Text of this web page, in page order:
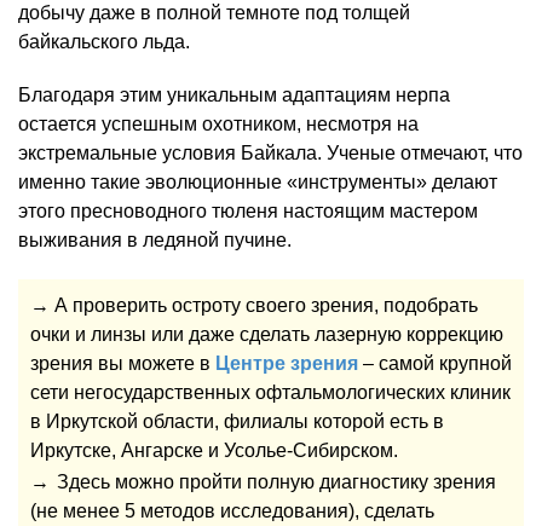
добычу даже в полной темноте под толщей
байкальского льда.
Благодаря этим уникальным адаптациям нерпа
остается успешным охотником, несмотря на
экстремальные условия Байкала. Ученые отмечают, что
именно такие эволюционные «инструменты» делают
этого пресноводного тюленя настоящим мастером
выживания в ледяной пучине.
→ А проверить остроту своего зрения, подобрать
очки и линзы или даже сделать лазерную коррекцию
зрения вы можете в Центре зрения – самой крупной
сети негосударственных офтальмологических клиник
в Иркутской области, филиалы которой есть в
Иркутске, Ангарске и Усолье-Сибирском.
→ Здесь можно пройти полную диагностику зрения
(не менее 5 методов исследования), сделать